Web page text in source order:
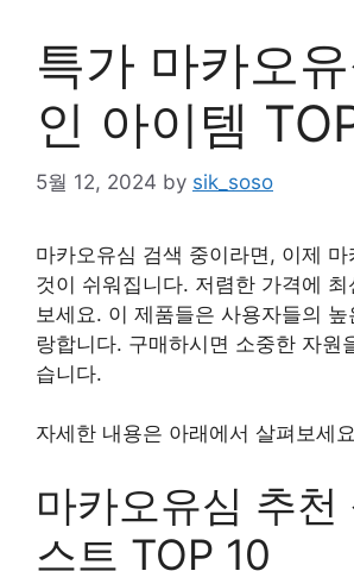
특가 마카오
인 아이템
5월 12, 2024 by sik_soso
마카오유심 검색 중이라면, 이제
것이 쉬워집니다. 저렴한 가격에
보세요. 이 제품들은 사용자들의
랑합니다. 구매하시면 소중한 자원
습니다.
자세한 내용은 아래에서 살펴보세
마카오유심 추천
스트 TOP 10